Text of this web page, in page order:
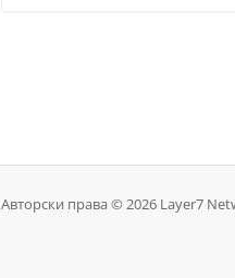
Авторски права © 2026 Layer7